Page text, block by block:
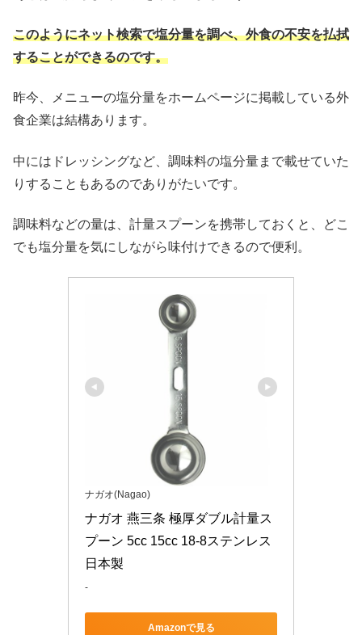
このようにネット検索で塩分量を調べ、外食の不安を払拭
することができるのです。
昨今、メニューの塩分量をホームページに掲載している外
食企業は結構あります。
中にはドレッシングなど、調味料の塩分量まで載せていた
りすることもあるのでありがたいです。
調味料などの量は、計量スプーンを携帯しておくと、どこ
でも塩分量を気にしながら味付けできるので便利。
ナガオ(Nagao)
ナガオ 燕三条 極厚ダブル計量ス
プーン 5cc 15cc 18-8ステンレス
日本製
-
Amazonで見る